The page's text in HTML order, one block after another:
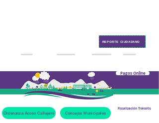
Pagos Online
Ordenanza Acoso Callejero Concejos Municipales
Fiscalización Tránsito
REPORTE CIUDADANO